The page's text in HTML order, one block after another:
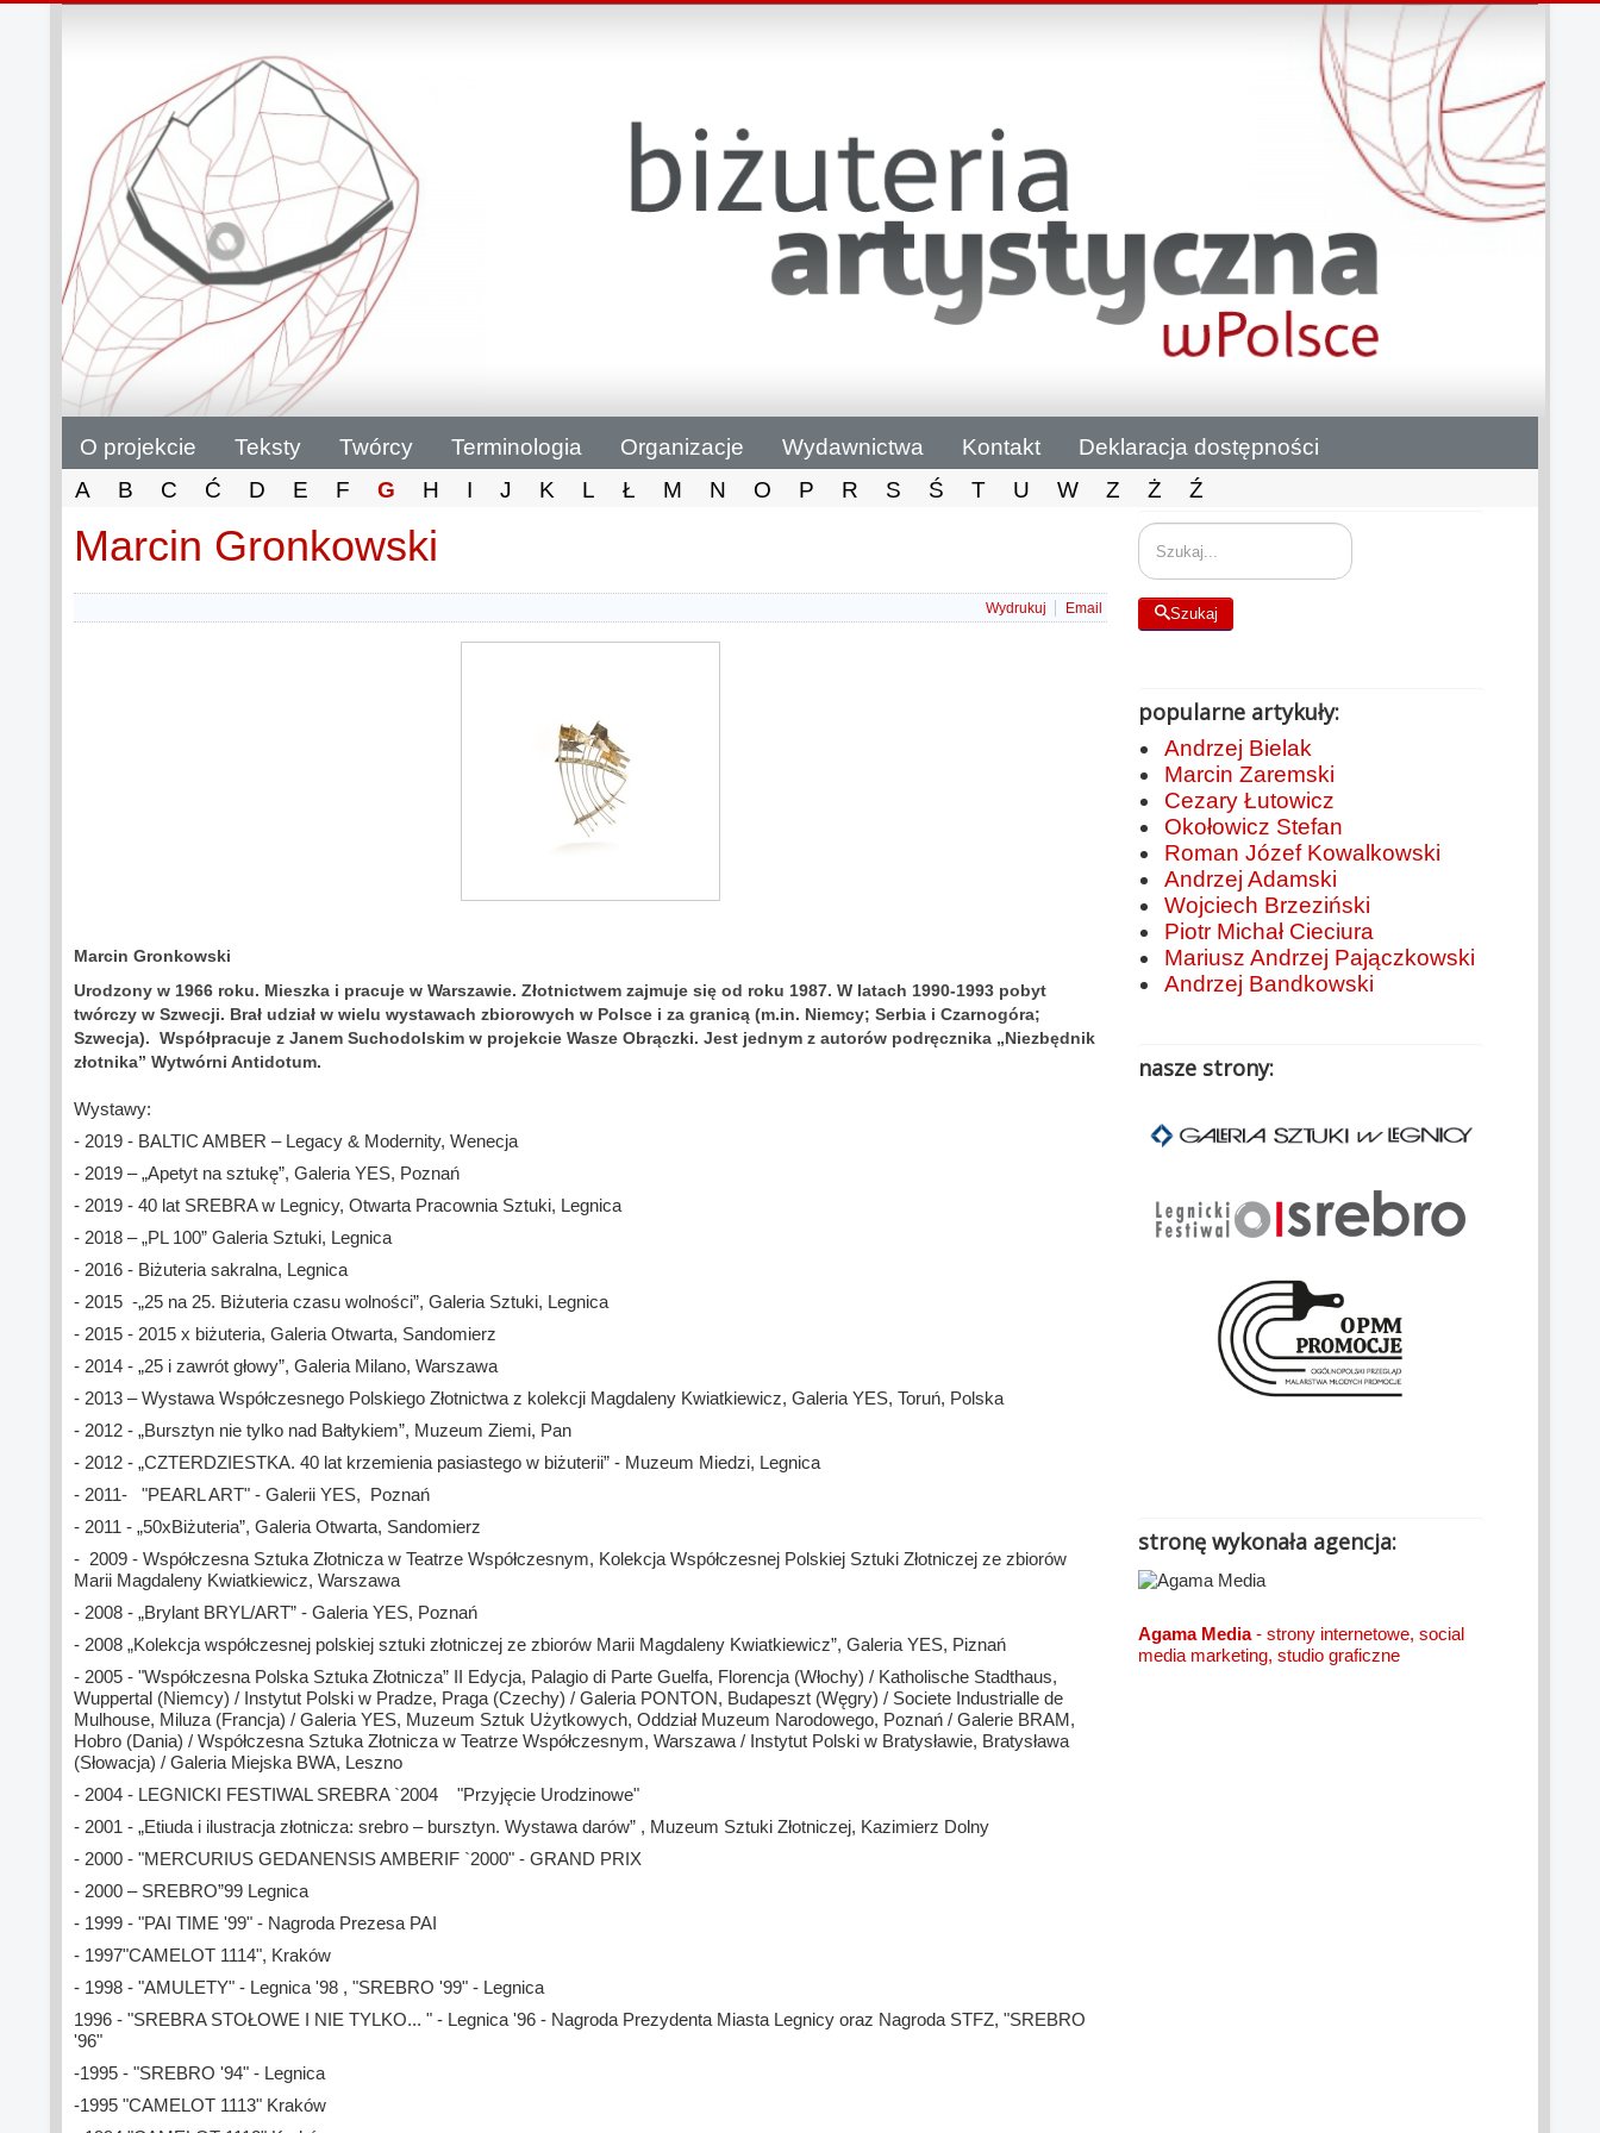
O projekcie Teksty Twórcy Terminologia Organizacje Wydawnictwa Kontakt
Deklaracja dostępności
A
B C Ć D E F G H I J K L Ł M N O P R S Ś T U W Z Ż Ź
Marcin Gronkowski
Wydrukuj Email
Marcin Gronkowski
Urodzony w 1966 roku. Mieszka i pracuje w Warszawie. Złotnictwem zajmuje się od roku 1987. W latach 1990-1993 pobyt
twórczy w Szwecji. Brał udział w wielu wystawach zbiorowych w Polsce i za granicą (m.in. Niemcy; Serbia i Czarnogóra;
Szwecja). Współpracuje z Janem Suchodolskim w projekcie Wasze Obrączki. Jest jednym z autorów podręcznika „Niezbędnik
złotnika” Wytwórni Antidotum.
Wystawy:
- 2019 - BALTIC AMBER – Legacy & Modernity, Wenecja
- 2019 – „Apetyt na sztukę”, Galeria YES, Poznań
- 2019 - 40 lat SREBRA w Legnicy, Otwarta Pracownia Sztuki, Legnica
- 2018 – „PL 100” Galeria Sztuki, Legnica
- 2016 - Biżuteria sakralna, Legnica
- 2015 -„25 na 25. Biżuteria czasu wolności”, Galeria Sztuki, Legnica
- 2015 - 2015 x biżuteria, Galeria Otwarta, Sandomierz
- 2014 - „25 i zawrót głowy”, Galeria Milano, Warszawa
- 2013 – Wystawa Współczesnego Polskiego Złotnictwa z kolekcji Magdaleny Kwiatkiewicz, Galeria YES, Toruń, Polska
- 2012 - „Bursztyn nie tylko nad Bałtykiem”, Muzeum Ziemi, Pan
- 2012 - „CZTERDZIESTKA. 40 lat krzemienia pasiastego w biżuterii” - Muzeum Miedzi, Legnica
- 2011- "PEARL ART" - Galerii YES, Poznań
- 2011 - „50xBiżuteria”, Galeria Otwarta, Sandomierz
- 2009 - Współczesna Sztuka Złotnicza w Teatrze Współczesnym, Kolekcja Współczesnej Polskiej Sztuki Złotniczej ze zbiorów
Marii Magdaleny Kwiatkiewicz, Warszawa
- 2008 - „Brylant BRYL/ART” - Galeria YES, Poznań
- 2008 „Kolekcja współczesnej polskiej sztuki złotniczej ze zbiorów Marii Magdaleny Kwiatkiewicz”, Galeria YES, Piznań
- 2005 - "Współczesna Polska Sztuka Złotnicza” II Edycja, Palagio di Parte Guelfa, Florencja (Włochy) / Katholische Stadthaus,
Wuppertal (Niemcy) / Instytut Polski w Pradze, Praga (Czechy) / Galeria PONTON, Budapeszt (Węgry) / Societe Industrialle de
Mulhouse, Miluza (Francja) / Galeria YES, Muzeum Sztuk Użytkowych, Oddział Muzeum Narodowego, Poznań / Galerie BRAM,
Hobro (Dania) / Współczesna Sztuka Złotnicza w Teatrze Współczesnym, Warszawa / Instytut Polski w Bratysławie, Bratysława
(Słowacja) / Galeria Miejska BWA, Leszno
- 2004 - LEGNICKI FESTIWAL SREBRA `2004 "Przyjęcie Urodzinowe"
- 2001 - „Etiuda i ilustracja złotnicza: srebro – bursztyn. Wystawa darów” , Muzeum Sztuki Złotniczej, Kazimierz Dolny
- 2000 - "MERCURIUS GEDANENSIS AMBERIF `2000" - GRAND PRIX
- 2000 – SREBRO”99 Legnica
- 1999 - "PAI TIME '99" - Nagroda Prezesa PAI
- 1997"CAMELOT 1114", Kraków
- 1998 - "AMULETY" - Legnica '98 , "SREBRO '99" - Legnica
1996 - "SREBRA STOŁOWE I NIE TYLKO... " - Legnica '96 - Nagroda Prezydenta Miasta Legnicy oraz Nagroda STFZ, "SREBRO
'96"
-1995 - "SREBRO '94" - Legnica
-1995 "CAMELOT 1113" Kraków
Szukaj
popularne artykuły:
Andrzej Bielak
Marcin Zaremski
Cezary Łutowicz
Okołowicz Stefan
Roman Józef Kowalkowski
Andrzej Adamski
Wojciech Brzeziński
Piotr Michał Cieciura
Mariusz Andrzej Pajączkowski
Andrzej Bandkowski
nasze strony:
stronę wykonała agencja:
Agama Media- strony internetowe, social
media marketing, studio graficzne